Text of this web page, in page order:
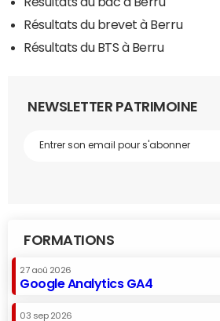
Résultats du brevet à Berru
Résultats du BTS à Berru
NEWSLETTER PATRIMOINE
FORMATIONS
27 aoû 2026
Google Analytics GA4
03 sep 2026